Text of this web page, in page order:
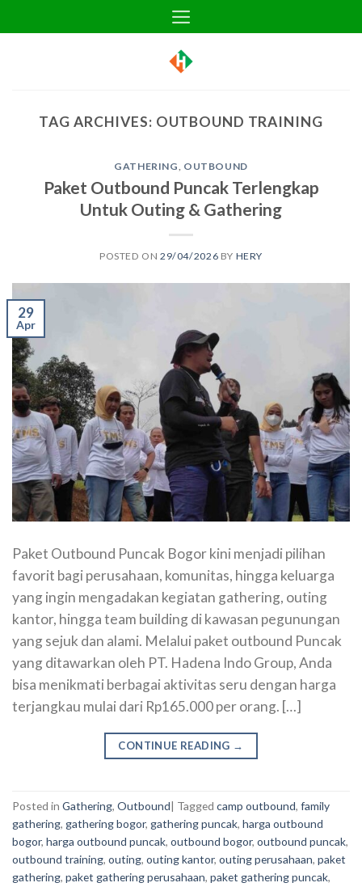
to
TAG ARCHIVES: OUTBOUND TRAINING
GATHERING OUTBOUND
Paket Outbound Puncak Terlengkap
Untuk Outing & Gathering
POSTED ON29/04/2026 BY HERY
29
Apr
Paket Outbound Puncak Bogor kini menjadi pilihan
favorit bagi perusahaan, komunitas, hingga keluarga
yang ingin mengadakan kegiatan gathering, outing
kantor, hingga team building di kawasan pegunungan
yang sejuk dan alami. Melalui paket outbound Puncak
yang ditawarkan oleh PT. Hadena Indo Group, Anda
bisa menikmati berbagai aktivitas seru dengan harga
terjangkau mulai dari Rp165.000 per orang. […]
CONTINUE READING →
Posted in Gathering, Outbound| Tagged camp outbound, family
gathering, gathering bogor, gathering puncak, harga outbound
bogor, harga outbound puncak, outbound bogor, outbound puncak,
outbound training, outing, outing kantor, outing perusahaan, paket
gathering, paket gathering perusahaan, paket gathering puncak,